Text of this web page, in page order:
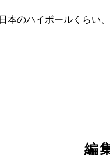
本のハイボールくら
編